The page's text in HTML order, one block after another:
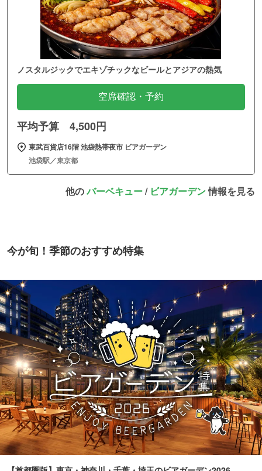
ノスタルジックでエキゾチックなビールとアジアの熱気
空席確認・予約
平均予算 4,500円
東武百貨店16階 池袋熱帯夜市 ビアガーデン
池袋駅／東京都
他のバーベキュー/ ビアガーデン情報を見る
今が旬！季節のおすすめ特集